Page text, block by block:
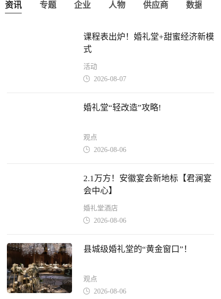
资讯 专题 企业 人物 供应商 数据
课程表出炉！婚礼堂+甜蜜经济新模
式
活动
 2026-08-07
婚礼堂“轻改造”攻略!
观点
 2026-08-06
2.1万方！安徽宴会新地标【君澜宴
会中心】
婚礼堂酒店
 2026-08-06
县城级婚礼堂的“黄金窗口”！
观点
 2026-08-06